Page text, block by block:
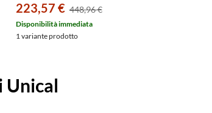
223,57 € 448,96 €
Disponibilità immediata
1 variante prodotto
Unical